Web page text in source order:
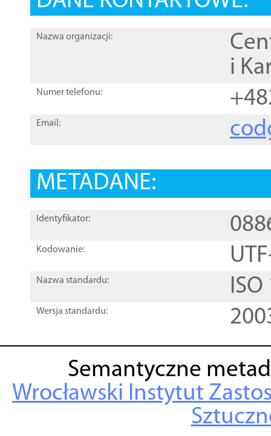
Nazwa organizacji:
i
Numer telefonu:
Email:
METADANE:
Identyfikator:
Kodowanie:
Nazwa standardu:
Wersja standardu:
Semantyczne
Wrocławski Instytut